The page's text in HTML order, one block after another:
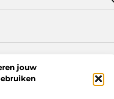
jouw
All Right Reserved.